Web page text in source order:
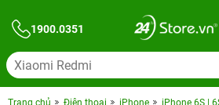
1900.0351
Trang chủ Điện thoại iPhone iPhone 6S |